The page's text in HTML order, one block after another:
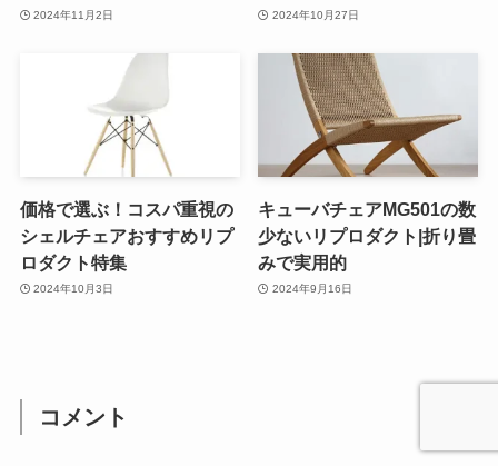
2024年11月2日 2024年10月27日
価格で選ぶ！コスパ重視の
シェルチェアおすすめリプ
ロダクト特集
2024年10月3日
キューバチェアMG501の数
少ないリプロダクト|折り畳
みで実用的
2024年9月16日
コメント